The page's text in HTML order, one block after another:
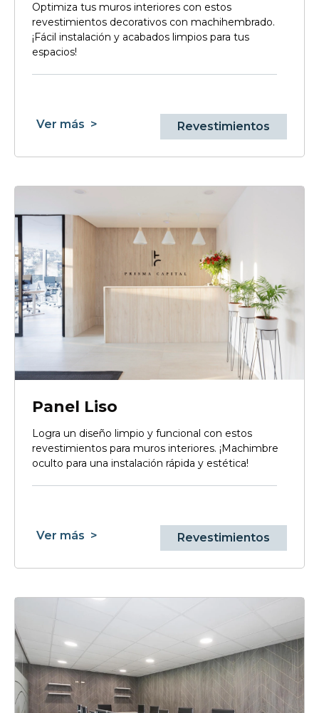
Optimiza tus muros interiores con estos
revestimientos decorativos con machihembrado.
¡Fácil instalación y acabados limpios para tus
espacios!
Ver más > Revestimientos
Panel Liso
Logra un diseño limpio y funcional con estos
revestimientos para muros interiores. ¡Machimbre
oculto para una instalación rápida y estética!
Ver más > Revestimientos